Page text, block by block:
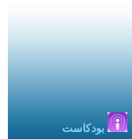
بودكاست